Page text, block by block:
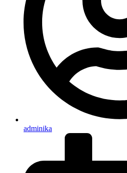
adminika